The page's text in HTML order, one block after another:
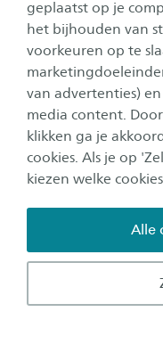
geplaatst op je
het bijhouden van
voorkeuren op te
van advertenties)
media content.
klikken ga je
cookies. Als je op
kiezen welke
Alle
tonen
tonen
Corporate
Studium
EU
10 februari 2026
Wat is daarvoor nodig?
Geen ondergang,
Rob de Wijkvertelt